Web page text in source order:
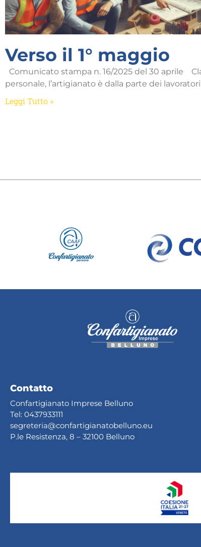
Verso il 1° maggio
Comunicato stampa n. 16/2025 del 30 aprile
personale, l’artigianato è dalla parte dei
Leggi Tutto »
Contatto
Confartigianato Imprese Belluno
Tel: 0437933111
segreteria@confartigianatobelluno.eu
P.le Resistenza, 8 – 32100 Belluno